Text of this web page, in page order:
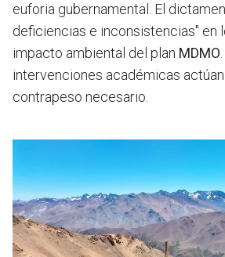
euforia gubernamental. El
deficiencias e inconsistencias" en
impacto ambiental del plan MDMO
intervenciones académicas
contrapeso necesario.